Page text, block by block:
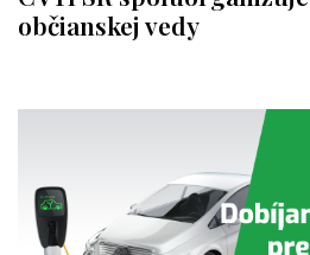
občianskej vedy